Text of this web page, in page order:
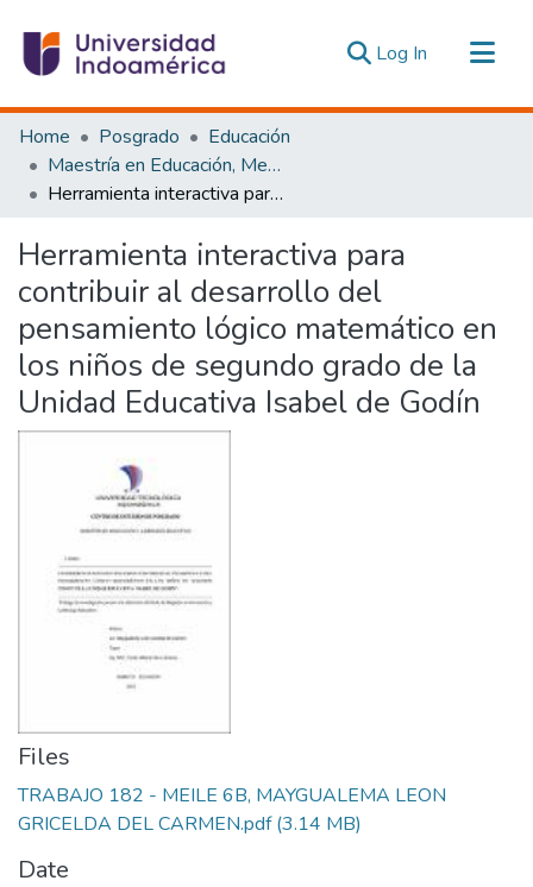
Log In (current)
Communities & Collections
All of DSpace
Statistics
Home Posgrado
Educación
Maestría en Educación, Mención Innovación y Liderazgo Educativo
Herramienta interactiva para contribuir al desarrollo del pensamiento lógico matemático en los niños de segundo grado de la Unidad Educativa Isabel de Godín
Herramienta interactiva para
contribuir al desarrollo del
pensamiento lógico matemático en
los niños de segundo grado de la
Unidad Educativa Isabel de Godín
Files
TRABAJO 182 - MEILE 6B, MAYGUALEMA LEON
GRICELDA DEL CARMEN.pdf(3.14 MB)
Date